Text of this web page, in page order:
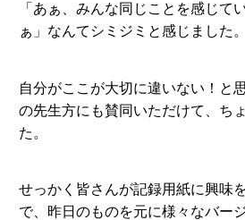
「あぁ、みんな同じことを感じて
ぁ」なんてシミジミと感じました。
自分がここが大切に違いない！と
の先生方にも賛同いただけて、ち
た。
せっかく皆さんが記録用紙に興味
で、昨日のものを元に様々なバー